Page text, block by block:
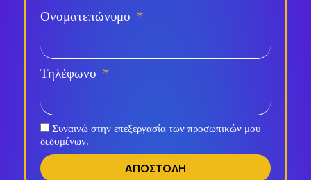
Ονοματεπώνυμο
Τηλέφωνο
Συναινώ στην επεξεργασία των προσωπικών μου
δεδομένων.
ΑΠΟΣΤΟΛΗ